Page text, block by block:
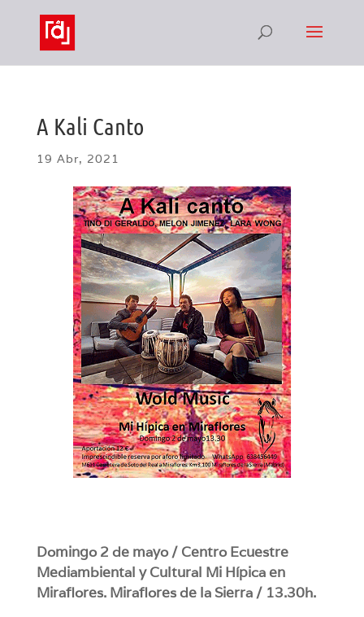
A Kali Canto
19 Abr, 2021
Domingo 2 de mayo / Centro Ecuestre
Mediambiental y Cultural Mi Hípica en
Miraflores. Miraflores de la Sierra / 13.30h.